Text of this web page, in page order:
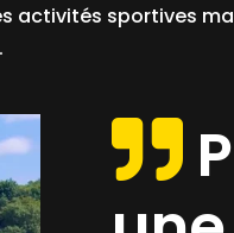
activités sportives